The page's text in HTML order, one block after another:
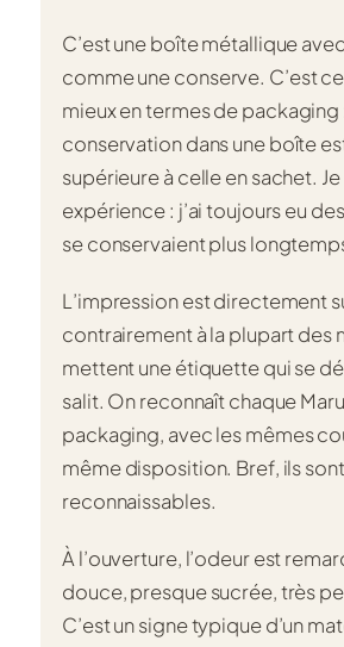
C’est une boîte métallique
comme une conserve. C’est ce
mieux en termes de packaging
conservation dans une boîte
supérieure à celle en sachet.
expérience : j’ai toujours eu
se conservaient plus
L’impression est directement
contrairement à la plupart des
mettent une étiquette qui se
salit. On reconnaît chaque
packaging, avec les mêmes
même disposition. Bref, ils
reconnaissables.
À l’ouverture, l’odeur est
douce, presque sucrée, très
C’est un signe typique d’un